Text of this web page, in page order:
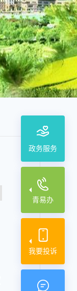
政务服务
青易办
我要投诉